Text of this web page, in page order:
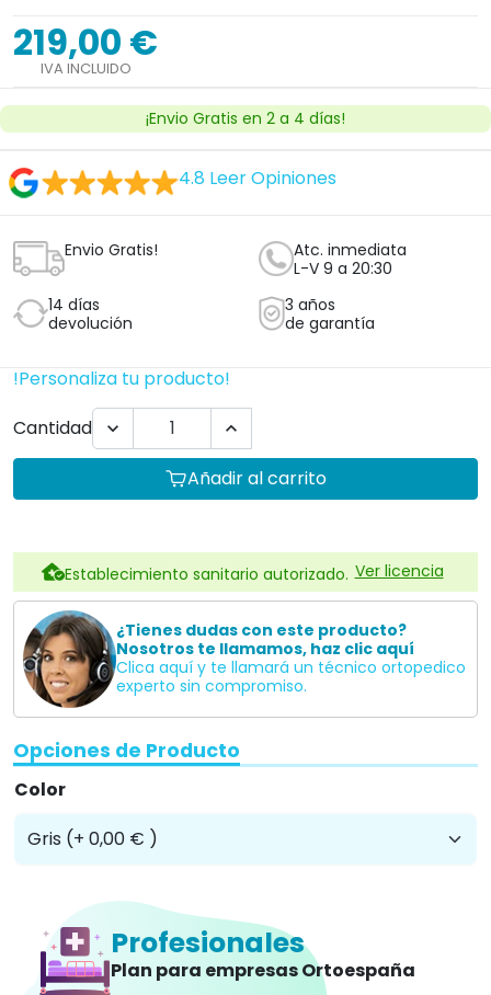
219,00 €
IVA INCLUIDO
¡Envio Gratis en 2 a 4 días!
4.8 Leer Opiniones
Envio Gratis!
Atc. inmediata
L-V 9 a 20:30
14 días
devolución
3 años
de garantía
!Personaliza tu producto!
Cantidad
 
Añadir al carrito
Establecimiento sanitario autorizado. Ver licencia
¿Tienes dudas con este producto?
Nosotros te llamamos, haz clic aquí
Clica aquí y te llamará un técnico ortopedico
experto sin compromiso.
Opciones de Producto
Color
Profesionales
Plan para empresas Ortoespaña